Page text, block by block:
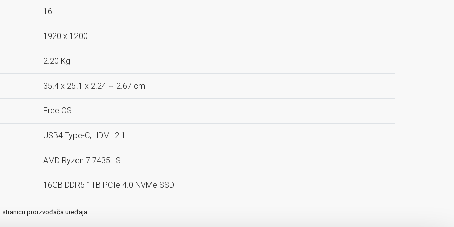
16"
1920 x 1200
2.20 Kg
35.4 x 25.1 x 2.24 ~ 2.67 cm
Free OS
USB4 Type-C, HDMI 2.1
AMD Ryzen 7 7435HS
16GB DDR5 1TB PCIe 4.0 NVMe SSD
proizvođača uređaja.